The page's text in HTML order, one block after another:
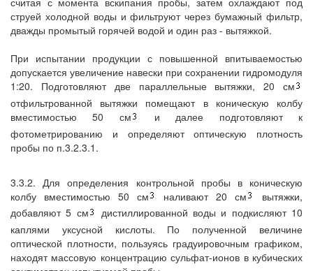
струей холодной воды и фильтруют через бумажный фильтр,
дважды промытый горячей водой и один раз - вытяжкой.
При испытании продукции с повышенной впитываемостью
допускается увеличение навески при сохранении гидромодуля
1:20. Подготовляют две параллельные вытяжки, 20 см
отфильтрованной вытяжки помещают в коническую колбу
вместимостью 50 см
и далее подготовляют к
фотометрированию и определяют оптическую плотность
пробы по п.3.2.3.1.
3.3.2. Для определения контрольной пробы в коническую
колбу вместимостью 50 см
наливают 20 см
вытяжки,
добавляют 5 см
дистиллированной воды и подкисляют 10
каплями уксусной кислоты. По полученной величине
оптической плотности, пользуясь градуировочным графиком,
находят массовую концентрацию сульфат-ионов в кубических